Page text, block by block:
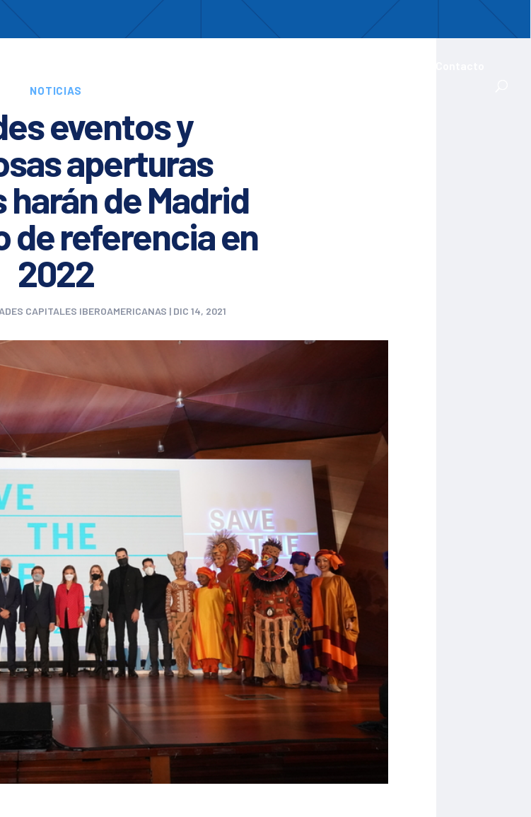
NOTICIAS
eventos y
aperturas
de Madrid
de referencia en
2022
CAPITALES IBEROAMERICANAS | DIC 14, 2021